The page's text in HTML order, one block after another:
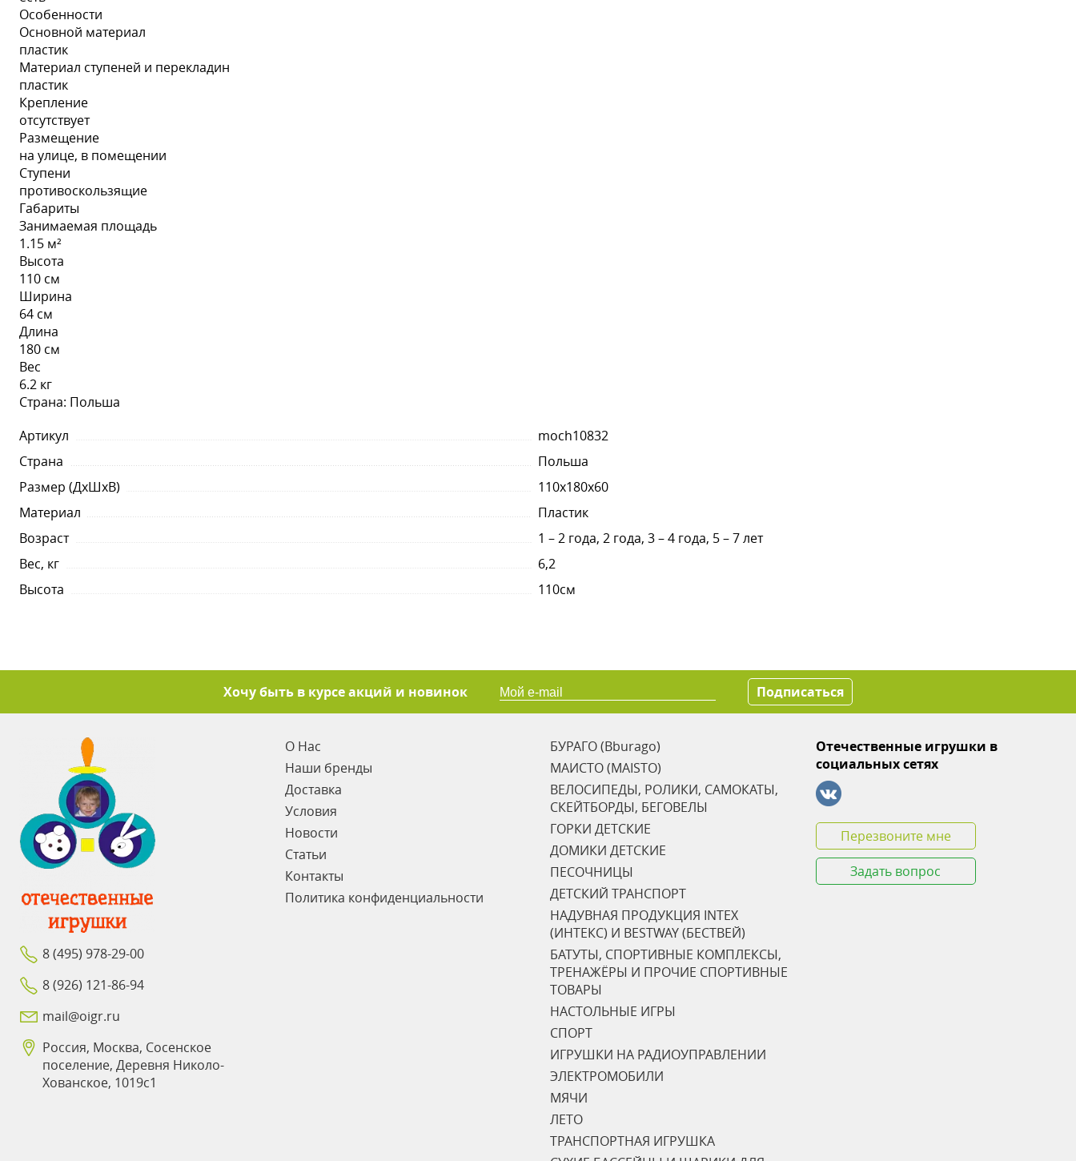
Особенности
Основной материал
пластик
Материал ступеней и перекладин
пластик
Крепление
отсутствует
Размещение
на улице, в помещении
Ступени
противоскользящие
Габариты
Занимаемая площадь
1.15 м²
Высота
110 см
Ширина
64 см
Длина
180 см
Вес
6.2 кг
Страна: Польша
Артикул
moch10832
Страна
Польша
Размер (ДхШхВ)
110x180x60
Материал
Пластик
Возраст
1 – 2 года, 2 года, 3 – 4 года, 5 – 7 лет
Вес, кг
6,2
Высота
110см
Хочу быть в курсе акций и новинок Подписаться
8 (495) 978-29-00
8 (926) 121-86-94
mail@oigr.ru
Россия, Москва, Сосенское
поселение, Деревня Николо-
Хованское, 1019с1
О Нас
Наши бренды
Доставка
Условия
Новости
Статьи
Контакты
Политика конфиденциальности
БУРАГО (Bburago)
МАИСТО (MAISTO)
ВЕЛОСИПЕДЫ, РОЛИКИ, САМОКАТЫ,
СКЕЙТБОРДЫ, БЕГОВЕЛЫ
ГОРКИ ДЕТСКИЕ
ДОМИКИ ДЕТСКИЕ
ПЕСОЧНИЦЫ
ДЕТСКИЙ ТРАНСПОРТ
НАДУВНАЯ ПРОДУКЦИЯ INTEX
(ИНТЕКС) И BESTWAY (БЕСТВЕЙ)
БАТУТЫ, СПОРТИВНЫЕ КОМПЛЕКСЫ,
ТРЕНАЖЁРЫ И ПРОЧИЕ СПОРТИВНЫЕ
ТОВАРЫ
НАСТОЛЬНЫЕ ИГРЫ
СПОРТ
ИГРУШКИ НА РАДИОУПРАВЛЕНИИ
ЭЛЕКТРОМОБИЛИ
МЯЧИ
ЛЕТО
ТРАНСПОРТНАЯ ИГРУШКА
Отечественные игрушки в
социальных сетях
Перезвоните мне
Задать вопрос